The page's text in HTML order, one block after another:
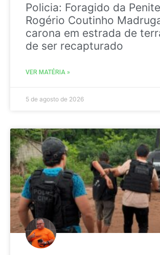
Policia: Foragido da
Rogério Coutinho
carona em estrada de
de ser recapturado
VER MATÉRIA »
5 de agosto de 2026